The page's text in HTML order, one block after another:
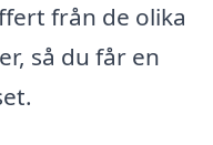
från de olika
så du får en